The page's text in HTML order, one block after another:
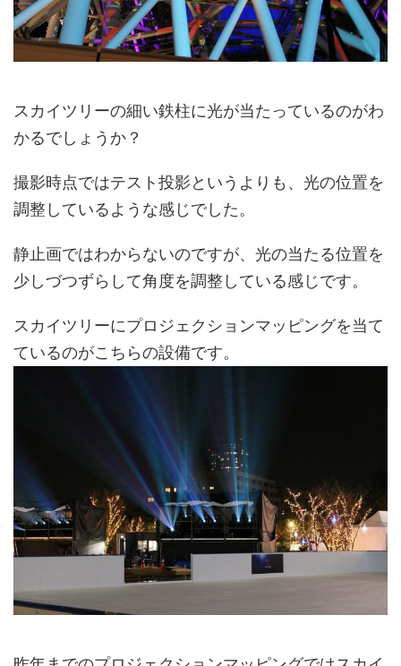
スカイツリーの細い鉄柱に光が当たっているのがわ
かるでしょうか？
撮影時点ではテスト投影というよりも、 光の位置を
調整しているような感じでした。
静止画ではわからないのですが、光の当たる位置を
少しづつずらして角度を調整している感じです。
スカイツリーにプロジェクションマッピングを当て
ているのがこちらの設備です。